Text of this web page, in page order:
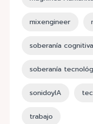
mixengineer
soberanía cognitiva
soberanía
sonidoyIA
trabajo